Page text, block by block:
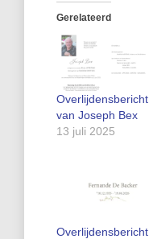
Gerelateerd
Overlijdensbericht
van Joseph Bex
13 juli 2025
Overlijdensbericht